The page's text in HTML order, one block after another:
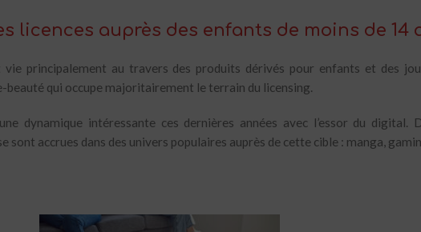
licences auprès des enfants de moins de 14
principalement au travers des produits dérivés pour enfants et des
qui occupe majoritairement le terrain du licensing.
dynamique intéressante ces dernières années avec l’essor du digital.
sont accrues dans des univers populaires auprès de cette cible : manga,